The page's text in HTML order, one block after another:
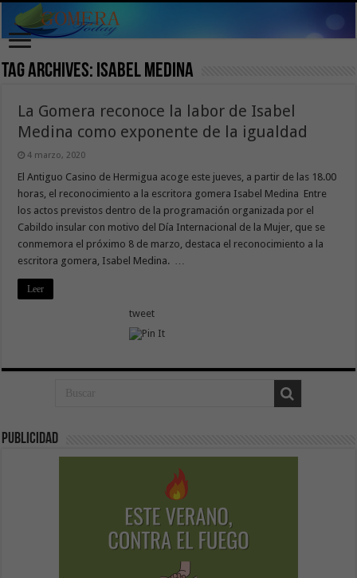
Tag Archives: Isabel Medina
La Gomera reconoce la labor de Isabel
Medina como exponente de la igualdad
4 marzo, 2020
El Antiguo Casino de Hermigua acoge este jueves, a partir de las 18.00
horas, el reconocimiento a la escritora gomera Isabel Medina Entre
los actos previstos dentro de la programación organizada por el
Cabildo insular con motivo del Día Internacional de la Mujer, que se
conmemora el próximo 8 de marzo, destaca el reconocimiento a la
escritora gomera, Isabel Medina. …
Leer
tweet
Publicidad